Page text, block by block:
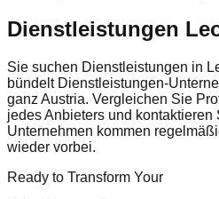
Dienstleistungen
Sie suchen Dienstleistungen in
bündelt Dienstleistungen-
ganz Austria. Vergleichen Sie
jedes Anbieters und
Unternehmen kommen
wieder vorbei.
Ready to Transform Your